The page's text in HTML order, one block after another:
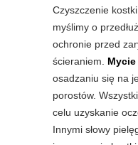
Czyszczenie
myślimy o
ochronie przed
ścieraniem.
osadzaniu się na
porostów.
celu uzyskanie
Innymi słowy